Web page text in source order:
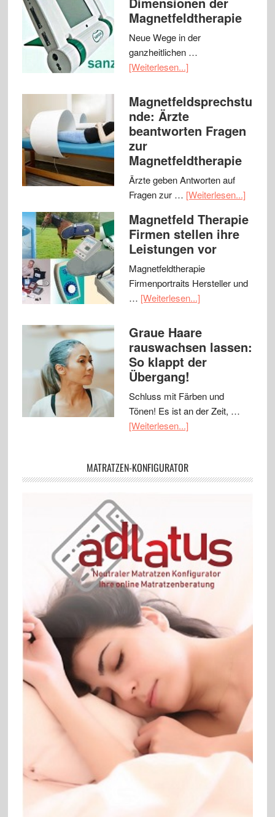
Magnetfeldtherapie
Neue Wege in der
ganzheitlichen …
[Weiterlesen...]
Magnetfeldsprechstu
nde: Ärzte
beantworten Fragen
zur
Magnetfeldtherapie
Ärzte geben Antworten auf
Fragen zur … [Weiterlesen...]
Magnetfeld Therapie
Firmen stellen ihre
Leistungen vor
Magnetfeldtherapie
Firmenportraits Hersteller und
… [Weiterlesen...]
Graue Haare
rauswachsen lassen:
So klappt der
Übergang!
Schluss mit Färben und
Tönen! Es ist an der Zeit, …
[Weiterlesen...]
MATRATZEN-KONFIGURATOR